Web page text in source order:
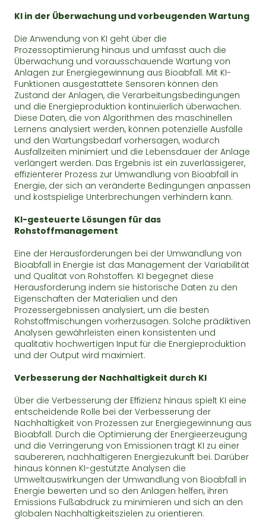
KI in der Überwachung und vorbeugenden Wartung
Die Anwendung von KI geht über die
Prozessoptimierung hinaus und umfasst auch die
Überwachung und vorausschauende Wartung von
Anlagen zur Energiegewinnung aus Bioabfall. Mit KI-
Funktionen ausgestattete Sensoren können den
Zustand der Anlagen, die Verarbeitungsbedingungen
und die Energieproduktion kontinuierlich überwachen.
Diese Daten, die von Algorithmen des maschinellen
Lernens analysiert werden, können potenzielle Ausfälle
und den Wartungsbedarf vorhersagen, wodurch
Ausfallzeiten minimiert und die Lebensdauer der Anlage
verlängert werden. Das Ergebnis ist ein zuverlässigerer,
effizienterer Prozess zur Umwandlung von Bioabfall in
Energie, der sich an veränderte Bedingungen anpassen
und kostspielige Unterbrechungen verhindern kann.
KI-gesteuerte Lösungen für das
Rohstoffmanagement
Eine der Herausforderungen bei der Umwandlung von
Bioabfall in Energie ist das Management der Variabilität
und Qualität von Rohstoffen. KI begegnet diese
Herausforderung indem sie historische Daten zu den
Eigenschaften der Materialien und den
Prozessergebnissen analysiert, um die besten
Rohstoffmischungen vorherzusagen. Solche prädiktiven
Analysen gewährleisten einen konsistenten und
qualitativ hochwertigen Input für die Energieproduktion
und der Output wird maximiert.
Verbesserung der Nachhaltigkeit durch KI
Über die Verbesserung der Effizienz hinaus spielt KI eine
entscheidende Rolle bei der Verbesserung der
Nachhaltigkeit von Prozessen zur Energiegewinnung aus
Bioabfall. Durch die Optimierung der Energieerzeugung
und die Verringerung von Emissionen trägt KI zu einer
saubereren, nachhaltigeren Energiezukunft bei. Darüber
hinaus können KI-gestützte Analysen die
Umweltauswirkungen der Umwandlung von Bioabfall in
Energie bewerten und so den Anlagen helfen, ihren
Emissions Fußabdruck zu minimieren und sich an den
globalen Nachhaltigkeitszielen zu orientieren.